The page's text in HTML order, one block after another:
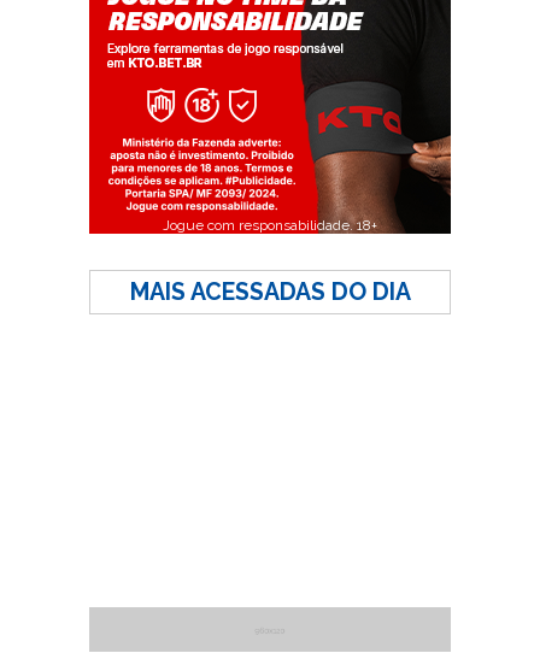
Jogue com responsabilidade. 18+
MAIS ACESSADAS DO DIA